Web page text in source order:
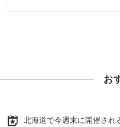
お
北海道で今週末に開催され